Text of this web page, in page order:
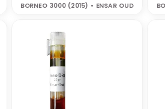
BORNEO 3000 (2015) • ENSAR OUD